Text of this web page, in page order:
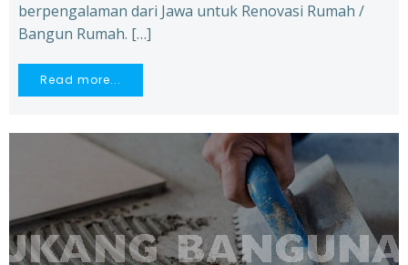
berpengalaman dari Jawa untuk Renovasi Rumah /
Bangun Rumah. […]
Read more...